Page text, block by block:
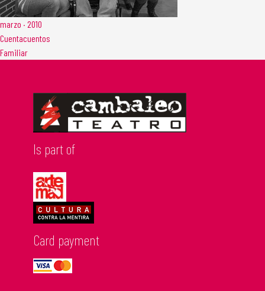
marzo · 2010
Cuentacuentos
Familiar
Is part of
Card payment